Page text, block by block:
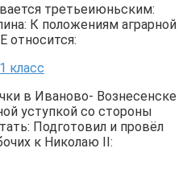
третьеиюньским:
К положениям аграрной
относится:
класс
в Иваново- Вознесенске
уступкой со стороны
Подготовил и провёл
к Николаю II: